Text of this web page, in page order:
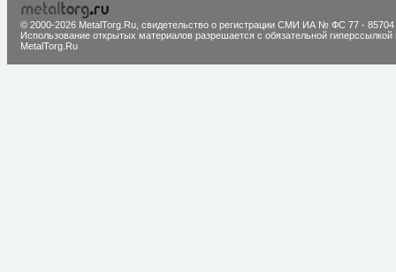
© 2000-2026 MetalTorg.Ru, cвидетельство о регистрации СМИ ИА № ФС 77 - 85704
Использование открытых материалов разрешается с обязательной гиперссылкой
MetalTorg.Ru